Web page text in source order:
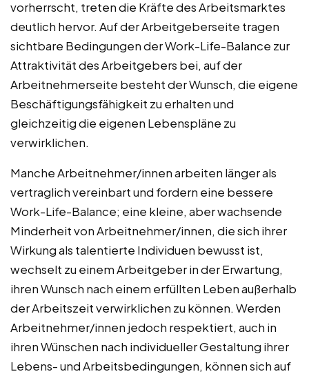
vorherrscht, treten die Kräfte des Arbeitsmarktes
deutlich hervor. Auf der Arbeitgeberseite tragen
sichtbare Bedingungen der Work-Life-Balance zur
Attraktivität des Arbeitgebers bei, auf der
Arbeitnehmerseite besteht der Wunsch, die eigene
Beschäftigungsfähigkeit zu erhalten und
gleichzeitig die eigenen Lebenspläne zu
verwirklichen.
Manche Arbeitnehmer/innen arbeiten länger als
vertraglich vereinbart und fordern eine bessere
Work-Life-Balance; eine kleine, aber wachsende
Minderheit von Arbeitnehmer/innen, die sich ihrer
Wirkung als talentierte Individuen bewusst ist,
wechselt zu einem Arbeitgeber in der Erwartung,
ihren Wunsch nach einem erfüllten Leben außerhalb
der Arbeitszeit verwirklichen zu können. Werden
Arbeitnehmer/innen jedoch respektiert, auch in
ihren Wünschen nach individueller Gestaltung ihrer
Lebens- und Arbeitsbedingungen, können sich auf